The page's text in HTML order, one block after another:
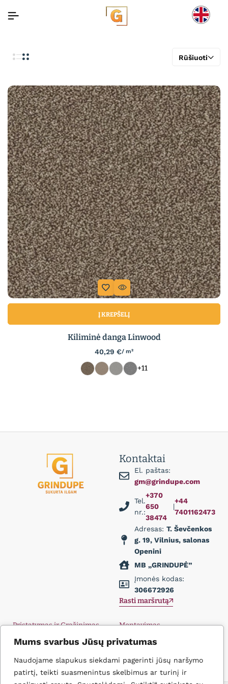
Mums svarbus Jūsų privatumas
Naudojame slapukus siekdami pagerinti jūsų naršymo
patirtį, teikti suasmenintus skelbimus ar turinį ir
Rūšiuoti
Į KREPŠELĮ
Kiliminė danga Linwood
40,29 €/ m²
+11
Kontaktai
El. paštas:
gm@grindupe.com
Tel.
nr.:
+370
650
38474
|
+44
7401162473
Adresas: T. Ševčenkos
g. 19, Vilnius, salonas
Openini
MB „GRINDUPĖ”
Įmonės kodas:
306672926
Rasti maršrutą
Pristatymas ir Grąžinimas
Privatumo politika
Montavimas
Didmena
Kontaktai